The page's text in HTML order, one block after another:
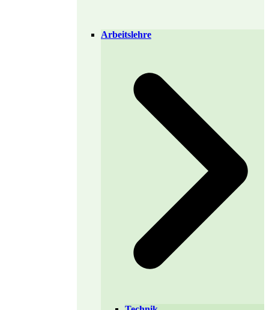
Arbeitslehre